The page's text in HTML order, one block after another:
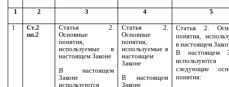
1 2 3 4 5
1 Cт.2
пп.2
Статья 2.
Основные
понятия,
используемые в
настоящем Законе
В настоящем
Законе
используются
Статья 2.
Основные
понятия,
используемые в
настоящем
Законе
В настоящем
Законе
Статья 2.
понятия,
в настоящем
В настоящем
используются
следующие
понятия:
…